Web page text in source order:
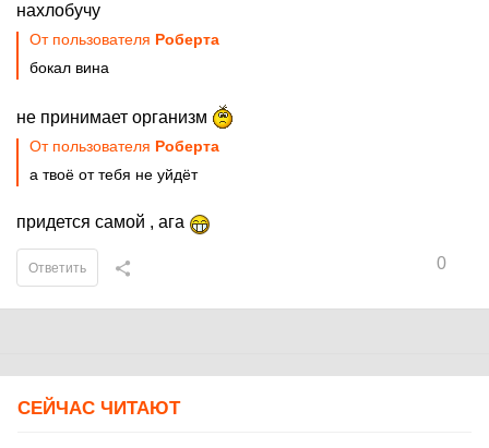
нахлобучу
От пользователя Роберта
бокал вина
не принимает организм
От пользователя Роберта
а твоё от тебя не уйдёт
придется самой , ага
0
Ответить
СЕЙЧАС ЧИТАЮТ